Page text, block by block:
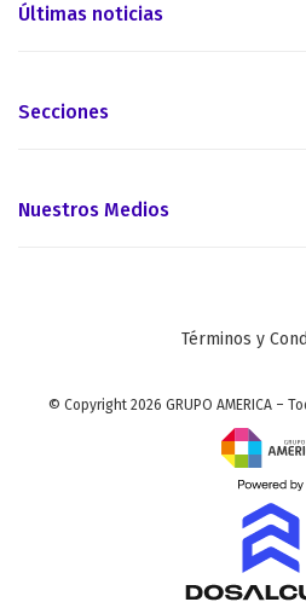
Últimas noticias
Secciones
Nuestros Medios
Términos y
© Copyright 2026 GRUPO AMERICA –